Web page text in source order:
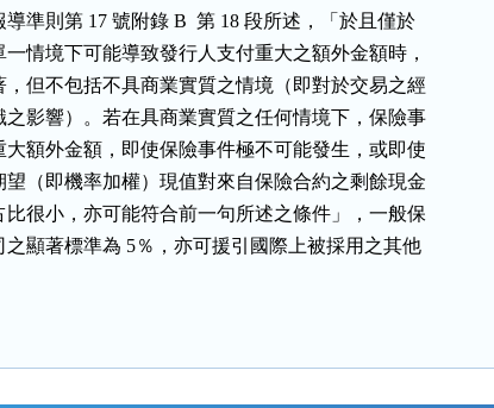
準則第 17 號附錄 B  第 18 段所述，「於且僅於
一情境下可能導致發行人支付重大之額外金額時，
，但不包括不具商業實質之情境（即對於交易之經
之影響）。若在具商業實質之任何情境下，保險事
大額外金額，即使保險事件極不可能發生，或即使
望（即機率加權）現值對來自保險合約之剩餘現金
比很小，亦可能符合前一句所述之條件」，一般保
之顯著標準為 5％，亦可援引國際上被採用之其他